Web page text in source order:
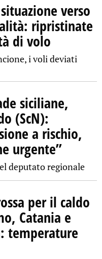
verso
ripristinate
di volo
i voli deviati
siciliane,
(ScN):
a rischio,
urgente”
deputato regionale
per il caldo
Catania e
temperature